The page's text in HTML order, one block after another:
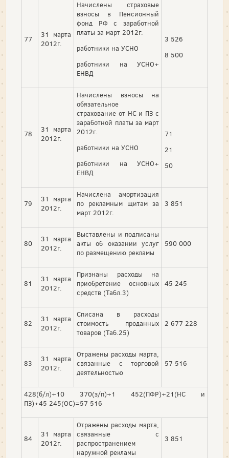
77
31 марта
2012г.
Начислены страховые
взносы в Пенсионный
фонд РФ с заработной
платы за март 2012г.
работники на УСНО
работники на УСНО+
ЕНВД
3 526
8 500
78
31 марта
2012г.
Начислены взносы на
обязательное
страхование от НС и ПЗ с
заработной платы за март
2012г.
работники на УСНО
работники на УСНО+
ЕНВД
71
21
50
79
31 марта
2012г.
Начислена амортизация
по рекламным щитам за
март 2012г.
3 851
80
31 марта
2012г.
Выставлены и подписаны
акты об оказании услуг
по размещению рекламы
590 000
81
31 марта
2012г.
Признаны расходы на
приобретение основных
средств (Табл.3)
45 245
82
31 марта
2012г.
Списана в расходы
стоимость проданных
товаров (Таб.25)
2 677 228
83
31 марта
2012г.
Отражены расходы марта,
связанные с торговой
деятельностью
57 516
428(б/л)+10 370(з/п)+1 452(ПФР)+21(НС и
ПЗ)+45 245(ОС)=57 516
84
31 марта
2012г.
Отражены расходы марта,
связанные с
распространением
наружной рекламы
3 851